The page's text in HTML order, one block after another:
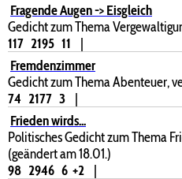
Fragende Augen -> Eisgleich
Gedicht zum Thema
117 2195 11
|
Fremdenzimmer
Gedicht zum Thema Abenteuer,
74 2177 3
|
Frieden wirds...
Politisches Gedicht zum Thema
(geändert am 18.01.)
98 2946 6 +2
|